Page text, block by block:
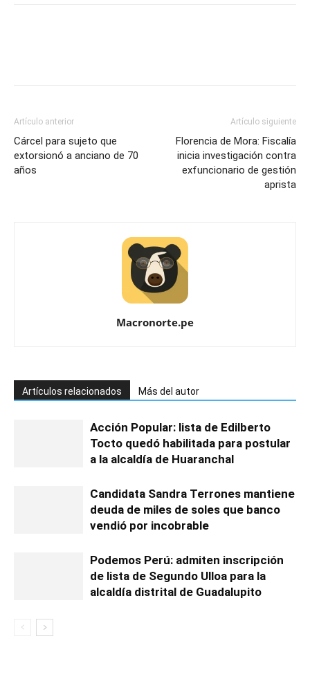
Artículo anterior
Cárcel para sujeto que
extorsionó a anciano de 70
años
Artículo siguiente
Florencia de Mora: Fiscalía
inicia investigación contra
exfuncionario de gestión
aprista
Macronorte.pe
Artículos relacionados Más del autor
Acción Popular: lista de Edilberto
Tocto quedó habilitada para postular
a la alcaldía de Huaranchal
Candidata Sandra Terrones mantiene
deuda de miles de soles que banco
vendió por incobrable
Podemos Perú: admiten inscripción
de lista de Segundo Ulloa para la
alcaldía distrital de Guadalupito